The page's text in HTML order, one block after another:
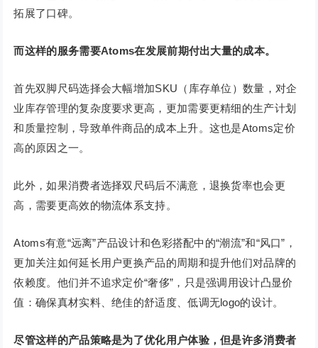
拓展了口碑。
而这样的服务需要Atoms在发展前期付出大量的成本。
首先双脚尺码选择会大幅增加SKU（库存单位）数量，对企
业库存管理的复杂度要求更高，更加需要更精细的生产计划
和质量控制，导致单件商品的成本上升。这也是Atoms定价
高的原因之一。
此外，如果消费者选择双尺码后不满意，退换货率也会更
高，需要更高效的物流体系支持。
Atoms有意“远离”产品设计和色彩搭配中的“潮流”和“风口”，
更加关注如何延长用户更换产品的周期和提升他们对品牌的
依赖度。他们并不追求定价“奢侈”，只是强调用设计凸显价
值：确保真材实料、绝佳的舒适度、低调无logo的设计。
尽管这样的产品策略是为了优化用户体验，但是许多消费者